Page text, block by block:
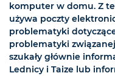
komputer w domu. Z
używa poczty
problematyki
problematyki
szukały głównie
Lednicy i Taize lub